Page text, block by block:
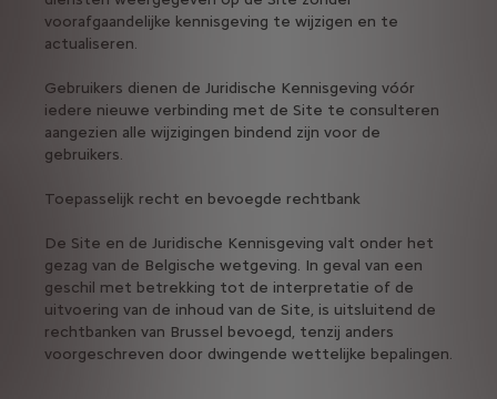
voorafgaandelijke kennisgeving te wijzigen en te
actualiseren.
Gebruikers dienen de Juridische Kennisgeving vóór
iedere nieuwe verbinding met de Site te consulteren
aangezien alle wijzigingen bindend zijn voor de
gebruikers.
Toepasselijk recht en bevoegde rechtbank
De Site en de Juridische Kennisgeving valt onder het
gezag van de Belgische wetgeving. In geval van een
geschil met betrekking tot de interpretatie of de
uitvoering van de inhoud van de Site, is uitsluitend de
rechtbanken van Brussel bevoegd, tenzij anders
voorgeschreven door dwingende wettelijke bepalingen.